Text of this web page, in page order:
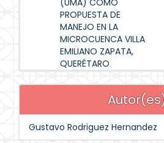
(UMA) COMO
PROPUESTA DE
MANEJO EN LA
MICROCUENCA VILLA
EMILIANO ZAPATA,
QUERÉTARO
Gustavo Rodriguez Hernandez